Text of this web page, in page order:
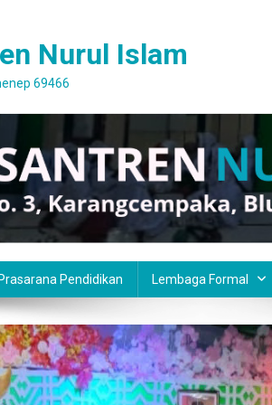
Nurul Islam
69466
Pendidikan Lembaga Formal